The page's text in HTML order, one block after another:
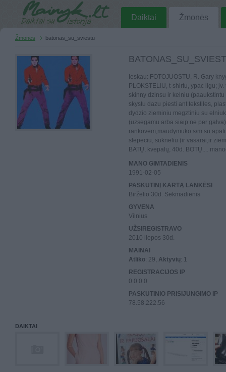
Daiktai Žmonės
Žmonės batonas_su_sviestu
Ieskau: FOTOJUOSTU, R. Gary
PLOKSTELIU, t-shirtu, ypac ilgu;
skinny dzinsu ir kelniu
skystu dazu piesti ant tekstiles,
dydzio zieminiu megztiniu su
(uzsegamu arba siaip ne per
rankovem,maudymuko s/m su
slepeciu, sukneliu (ir vasarai,ir
BATŲ, kvepalų, 40d. BOTŲ....
MANO GIMTADIENIS
1991-02-05
PASKUTINĮ KARTĄ LANKĖSI
Birželio 30d. Sekmadienis
GYVENA
Vilnius
UŽSIREGISTRAVO
2010 liepos 30d.
MAINAI
Atliko: 29, Aktyvių: 1
REGISTRACIJOS IP
0.0.0.0
PASKUTINIO PRISIJUNGIMO IP
78.58.222.56
DAIKTAI